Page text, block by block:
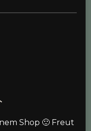
Shop 🙂 Freut